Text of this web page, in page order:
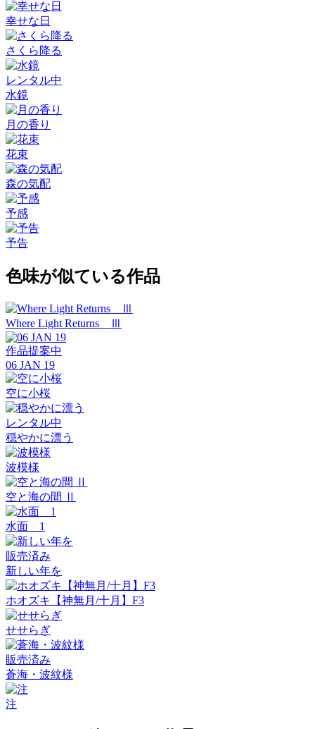
幸せな日
さくら降る
レンタル中
水鏡
月の香り
花束
森の気配
予感
予告
色味が似ている作品
Where Light Returns Ⅲ
作品提案中
06 JAN 19
空に小桜
レンタル中
穏やかに漂う
波模様
空と海の間 Ⅱ
水面 1
販売済み
新しい年を
ホオズキ【神無月/十月】F3
せせらぎ
販売済み
蒼海・波紋様
注